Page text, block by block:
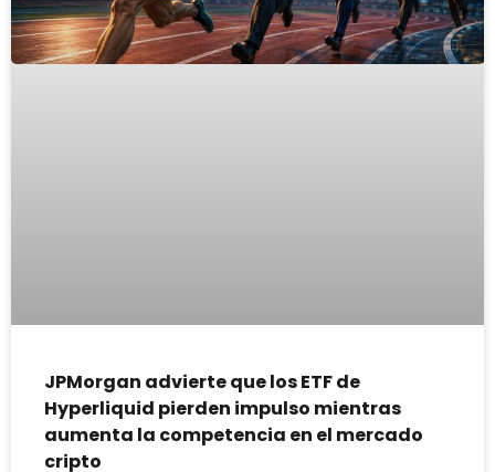
JPMorgan advierte que los ETF de
Hyperliquid pierden impulso mientras
aumenta la competencia en el mercado
cripto